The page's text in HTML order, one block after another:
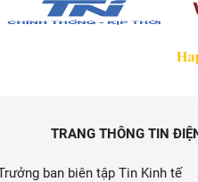
TRANG THÔNG TIN
ban biên tập Tin Kinh tế